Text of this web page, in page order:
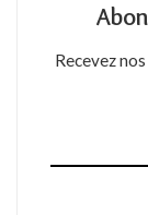
Recevez